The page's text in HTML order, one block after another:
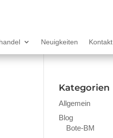
Neuigkeiten Kontakt
Kategorien
Allgemein
Blog
Bote-BM